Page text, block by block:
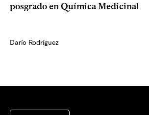
posgrado en Química Medicinal
Darío Rodríguez